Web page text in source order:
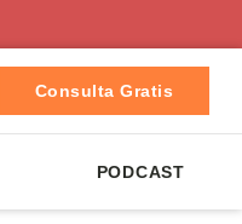
Consulta Gratis
PODCAST